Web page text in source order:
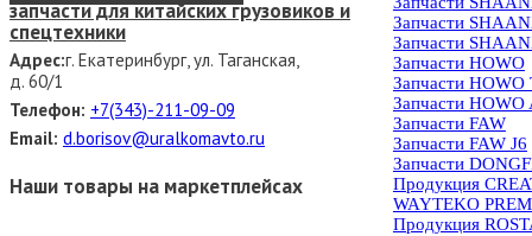
запчасти для китайских грузовиков и
спецтехники
Адрес:г. Екатеринбург, ул. Таганская,
д. 60/1
Телефон: +7(343)-211-09-09
Email: d.borisov@uralkomavto.ru
Наши товары на маркетплейсах
Запчасти
Запчасти
Запчасти HOWO
Запчасти HOWO
Запчасти HOWO
Запчасти FAW
Запчасти FAW J6
Запчасти
Продукция
WAYTEKO
Продукция